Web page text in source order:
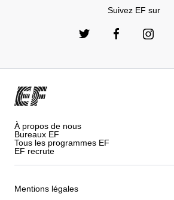
Suivez EF sur
À propos de nous
Bureaux EF
Tous les programmes EF
EF recrute
Mentions légales